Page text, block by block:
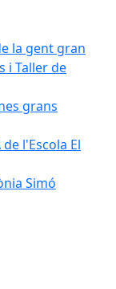
la gent gran
i Taller de
grans
l'Escola El
Simó